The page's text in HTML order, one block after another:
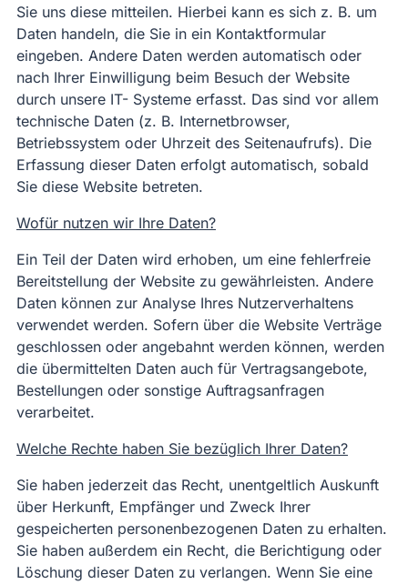
Sie uns diese mitteilen. Hierbei kann es sich z. B. um
Daten handeln, die Sie in ein Kontaktformular
eingeben. Andere Daten werden automatisch oder
nach Ihrer Einwilligung beim Besuch der Website
durch unsere IT- Systeme erfasst. Das sind vor allem
technische Daten (z. B. Internetbrowser,
Betriebssystem oder Uhrzeit des Seitenaufrufs). Die
Erfassung dieser Daten erfolgt automatisch, sobald
Sie diese Website betreten.
Wofür nutzen wir Ihre Daten?
Ein Teil der Daten wird erhoben, um eine fehlerfreie
Bereitstellung der Website zu gewährleisten. Andere
Daten können zur Analyse Ihres Nutzerverhaltens
verwendet werden. Sofern über die Website Verträge
geschlossen oder angebahnt werden können, werden
die übermittelten Daten auch für Vertragsangebote,
Bestellungen oder sonstige Auftragsanfragen
verarbeitet.
Welche Rechte haben Sie bezüglich Ihrer Daten?
Sie haben jederzeit das Recht, unentgeltlich Auskunft
über Herkunft, Empfänger und Zweck Ihrer
gespeicherten personenbezogenen Daten zu erhalten.
Sie haben außerdem ein Recht, die Berichtigung oder
Löschung dieser Daten zu verlangen. Wenn Sie eine